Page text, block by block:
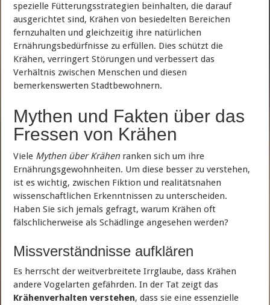
spezielle Fütterungsstrategien beinhalten, die darauf
ausgerichtet sind, Krähen von besiedelten Bereichen
fernzuhalten und gleichzeitig ihre natürlichen
Ernährungsbedürfnisse zu erfüllen. Dies schützt die
Krähen, verringert Störungen und verbessert das
Verhältnis zwischen Menschen und diesen
bemerkenswerten Stadtbewohnern.
Mythen und Fakten über das
Fressen von Krähen
Viele Mythen über Krähen ranken sich um ihre
Ernährungsgewohnheiten. Um diese besser zu verstehen,
ist es wichtig, zwischen Fiktion und realitätsnahen
wissenschaftlichen Erkenntnissen zu unterscheiden.
Haben Sie sich jemals gefragt, warum Krähen oft
fälschlicherweise als Schädlinge angesehen werden?
Missverständnisse aufklären
Es herrscht der weitverbreitete Irrglaube, dass Krähen
andere Vogelarten gefährden. In der Tat zeigt das
Krähenverhalten verstehen, dass sie eine essenzielle